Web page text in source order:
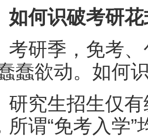
如何识破考研
季，免考、
蠢欲动。如何
生招生仅有
所谓“免考入学”